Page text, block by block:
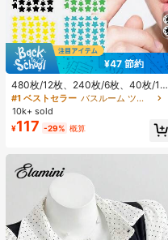
¥47 節約
480枚/12枚、240枚/6枚、40枚/1
枚、フェイススターシール、ハロウ
ィン装飾シール、クリスマス装飾シ
ール、ペンタグラムシール、カラフ
ルな装飾シール、パーティー・ホリ
ル、パーティー装飾シール、ルーム
デコレーション、バニティ、寝室、
旅行、旅行必需品、装飾アクセサリ
ー、経済的で実用的、ストッキング
スタッファー、メイクアップツー
ル、手頃な商品、ギフト、ノベルテ
ィ、女性向けギフト、クリスマスギ
フト、エステティック
#1 ベストセラー
バスルーム ツールアクセサリ
10k+ sold
¥117 -29% 概算